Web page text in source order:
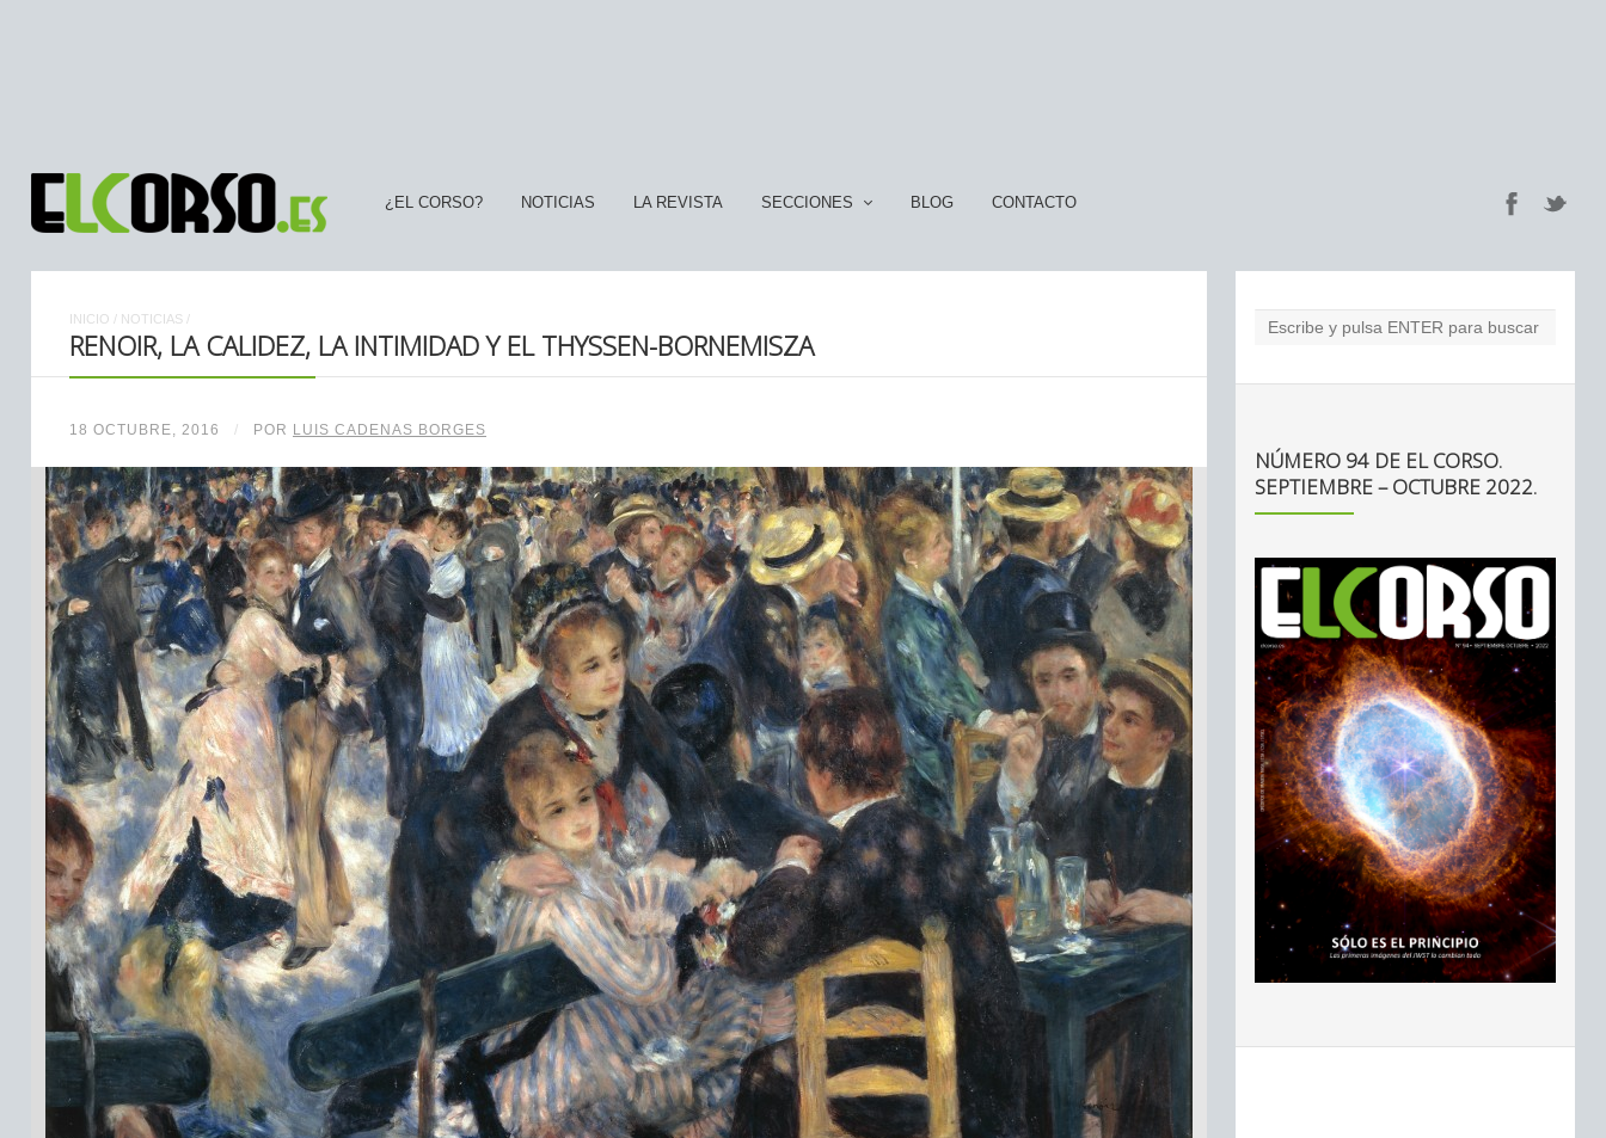
¿EL CORSO? NOTICIAS LA REVISTA SECCIONES BLOG CONTACTO
INICIO / NOTICIAS /
RENOIR, LA CALIDEZ, LA INTIMIDAD Y EL THYSSEN-BORNEMISZA
18 OCTUBRE, 2016 / POR LUIS CADENAS BORGES
NÚMERO 94 DE EL CORSO.
SEPTIEMBRE – OCTUBRE 2022.